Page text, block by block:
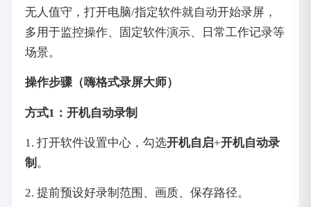
无人值守，打开电脑/指定软件就自动开始录屏，
多用于监控操作、固定软件演示、日常工作记录等
场景。
操作步骤（嗨格式录屏大师）
方式1：开机自动录制
1. 打开软件设置中心，勾选开机自启+开机自动录
制 。
2. 提前预设好录制范围、画质、保存路径。